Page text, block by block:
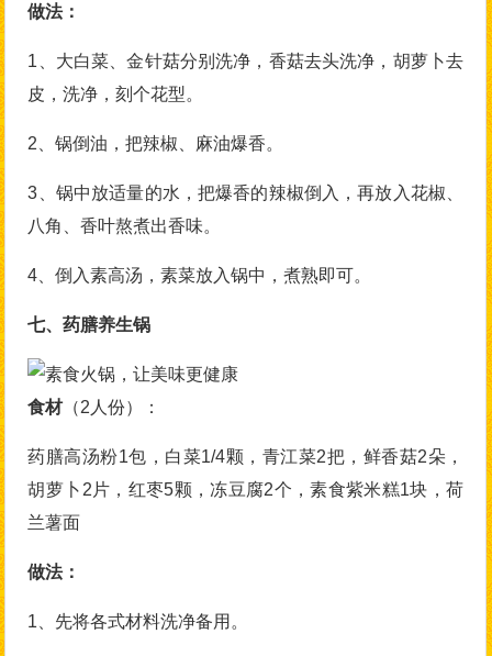
做法：
1、大白菜、金针菇分别洗净，香菇去头洗净，胡萝卜去
皮，洗净，刻个花型。
2、锅倒油，把辣椒、麻油爆香。
3、锅中放适量的水，把爆香的辣椒倒入，再放入花椒、
八角、香叶熬煮出香味。
4、倒入素高汤，素菜放入锅中，煮熟即可。
七、药膳养生锅
食材（2人份）：
药膳高汤粉1包，白菜1/4颗，青江菜2把，鲜香菇2朵，
胡萝卜2片，红枣5颗，冻豆腐2个，素食紫米糕1块，荷
兰薯面
做法：
1、先将各式材料洗净备用。